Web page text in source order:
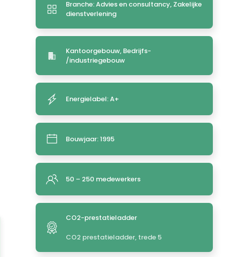
Branche: Advies en consultancy, Zakelijke
dienstverlening
Kantoorgebouw, Bedrijfs-
/industriegebouw
Energielabel: A+
Bouwjaar: 1995
50 – 250 medewerkers
CO2-prestatieladder
CO2 prestatieladder, trede 5